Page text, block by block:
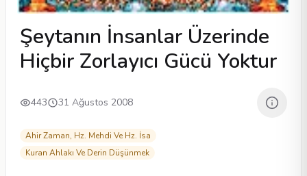
Şeytanın İnsanlar Üzerinde
Hiçbir Zorlayıcı Gücü Yoktur
443 31 Ağustos 2008
Ahir Zaman, Hz. Mehdi Ve Hz. İsa
Kuran Ahlakı Ve Derin Düşünmek